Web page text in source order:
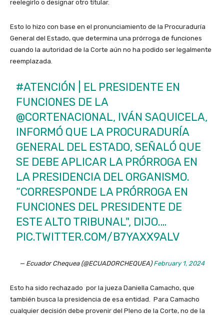
reelegirlo o designar otro titular.
Esto lo hizo con base en el pronunciamiento de la Procuraduría
General del Estado, que determina una prórroga de funciones
cuando la autoridad de la Corte aún no ha podido ser legalmente
reemplazada.
#ATENCIÓN | EL PRESIDENTE EN
FUNCIONES DE LA
@CORTENACIONAL, IVÁN SAQUICELA,
INFORMÓ QUE LA PROCURADURÍA
GENERAL DEL ESTADO, SEÑALÓ QUE
SE DEBE APLICAR LA PRÓRROGA EN
LA PRESIDENCIA DEL ORGANISMO.
“CORRESPONDE LA PRÓRROGA EN
FUNCIONES DEL PRESIDENTE DE
ESTE ALTO TRIBUNAL", DIJO.…
PIC.TWITTER.COM/B7YAXX9ALV
— Ecuador Chequea (@ECUADORCHEQUEA)February 1, 2024
Esto ha sido rechazado por la jueza Daniella Camacho, que
también busca la presidencia de esa entidad. Para Camacho
cualquier decisión debe provenir del Pleno de la Corte, no de la